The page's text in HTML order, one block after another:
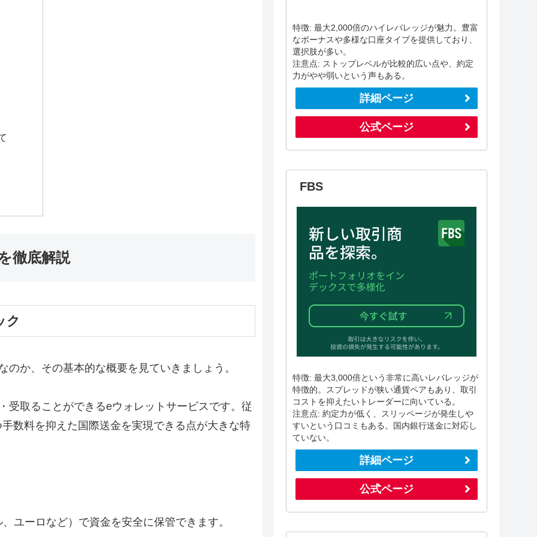
徹底解説
ク
か、その基本的な概要を見ていきましょう。
受取ることができるeウォレットサービスです。従
数料を抑えた国際送金を実現できる点が大きな特
ユーロなど）で資金を安全に保管できます。
特徴: 最大2,000倍のハイレバレッジが魅力。豊富
なボーナスや多様な口座タイプを提供しており、
選択肢が多い。
注意点: ストップレベルが比較的広い点や、約定
力がやや弱いという声もある。
詳細ページ
公式ページ
FBS
特徴: 最大3,000倍という非常に高いレバレッジが
特徴的。スプレッドが狭い通貨ペアもあり、取引
コストを抑えたいトレーダーに向いている。
注意点: 約定力が低く、スリッページが発生しや
すいという口コミもある。国内銀行送金に対応し
ていない。
詳細ページ
公式ページ